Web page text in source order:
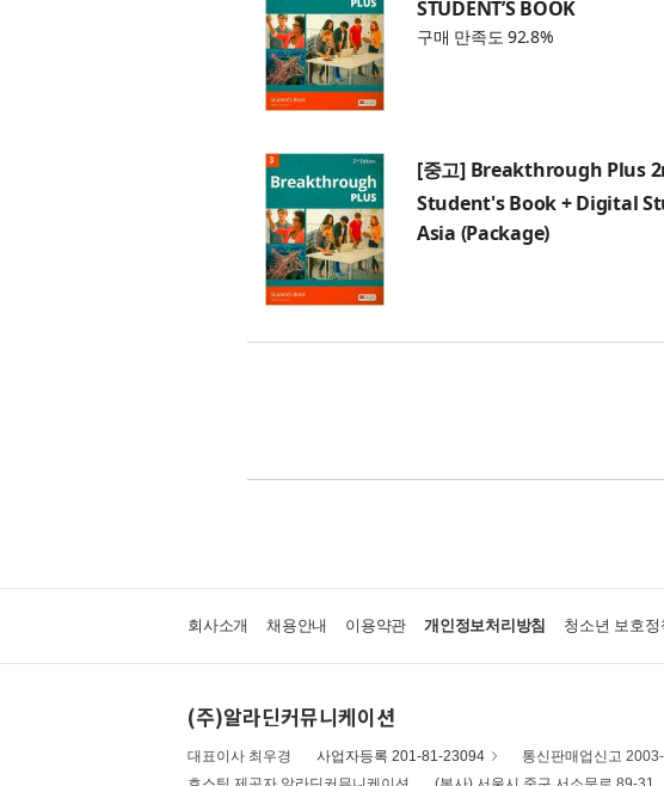
STUDENT’S BOOK
구매 만족도 92.8%
[중고] Breakthrough Plus
Student's Book + Digital
Asia (Package)
회사소개 채용안내 이용약관 개인정보처리방침 청소년 보호정
(주)알라딘커뮤니케이션
대표이사 최우경 사업자등록 201-81-23094 통신판매업신고